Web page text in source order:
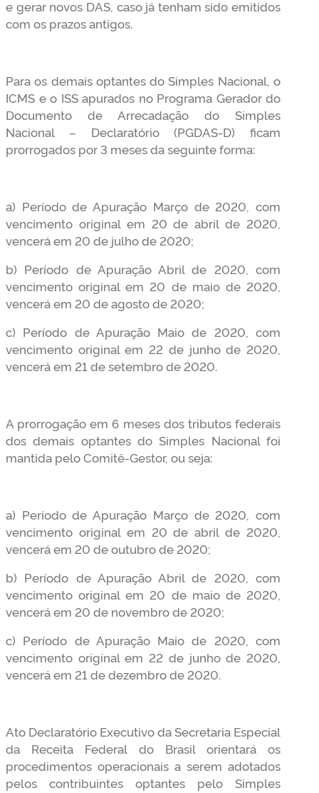
e gerar novos DAS, caso já tenham sido emitidos
com os prazos antigos.
Para os demais optantes do Simples Nacional, o
ICMS e o ISS apurados no Programa Gerador do
Documento de Arrecadação do Simples
Nacional – Declaratório (PGDAS-D) ficam
prorrogados por 3 meses da seguinte forma:
a) Período de Apuração Março de 2020, com
vencimento original em 20 de abril de 2020,
vencerá em 20 de julho de 2020;
b) Período de Apuração Abril de 2020, com
vencimento original em 20 de maio de 2020,
vencerá em 20 de agosto de 2020;
c) Período de Apuração Maio de 2020, com
vencimento original em 22 de junho de 2020,
vencerá em 21 de setembro de 2020.
A prorrogação em 6 meses dos tributos federais
dos demais optantes do Simples Nacional foi
mantida pelo Comitê-Gestor, ou seja:
a) Período de Apuração Março de 2020, com
vencimento original em 20 de abril de 2020,
vencerá em 20 de outubro de 2020;
b) Período de Apuração Abril de 2020, com
vencimento original em 20 de maio de 2020,
vencerá em 20 de novembro de 2020;
c) Período de Apuração Maio de 2020, com
vencimento original em 22 de junho de 2020,
vencerá em 21 de dezembro de 2020.
Ato Declaratório Executivo da Secretaria Especial
da Receita Federal do Brasil orientará os
procedimentos operacionais a serem adotados
pelos contribuintes optantes pelo Simples